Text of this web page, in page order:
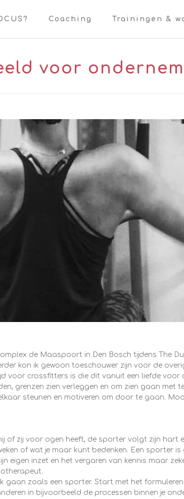
Coaching Trainingen &
voor
de Maaspoort in Den Bosch tijdens The
kon ik gewoon toeschouwer zijn voor de
voor crossfitters is die dit vanuit een liefde voor
grenzen zien verleggen en om zien gaan
steunen en motiveren om door te gaan.
of zij voor ogen heeft, de sporter volgt zijn hart
of wat je maar kunt bedenken. Een sporter
eigen inzet en het vergaren van kennis maar
gaan zoals een sporter. Start met het
in bijvoorbeeld de processen binnen je